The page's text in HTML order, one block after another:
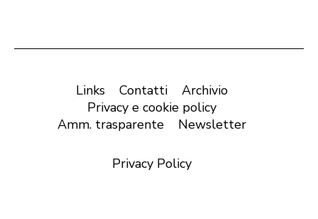
Links Contatti
Archivio
Privacy e cookie policy
Amm. trasparente
Newsletter
Privacy Policy